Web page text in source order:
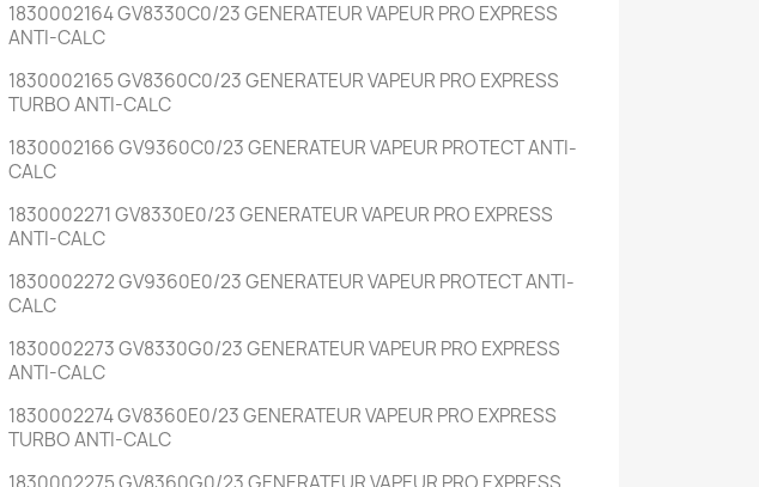
1830002164 GV8330C0/23 GENERATEUR VAPEUR PRO EXPRESS
ANTI-CALC
1830002165 GV8360C0/23 GENERATEUR VAPEUR PRO EXPRESS
TURBO ANTI-CALC
1830002166 GV9360C0/23 GENERATEUR VAPEUR PROTECT ANTI-
CALC
1830002271 GV8330E0/23 GENERATEUR VAPEUR PRO EXPRESS
ANTI-CALC
1830002272 GV9360E0/23 GENERATEUR VAPEUR PROTECT ANTI-
CALC
1830002273 GV8330G0/23 GENERATEUR VAPEUR PRO EXPRESS
ANTI-CALC
1830002274 GV8360E0/23 GENERATEUR VAPEUR PRO EXPRESS
TURBO ANTI-CALC